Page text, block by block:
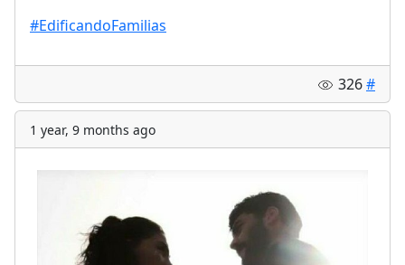
#EdificandoFamilias
326#
1 year, 9 months ago